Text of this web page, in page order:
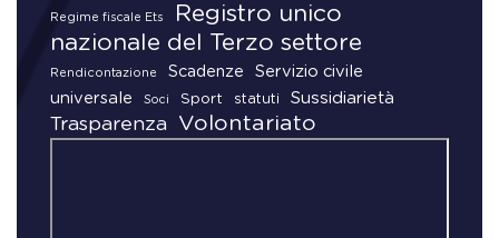
Regime fiscale Ets
Registro unico
nazionale del Terzo settore
Rendicontazione Scadenze
Servizio civile
universale
Soci Sport statuti Sussidiarietà
Trasparenza Volontariato